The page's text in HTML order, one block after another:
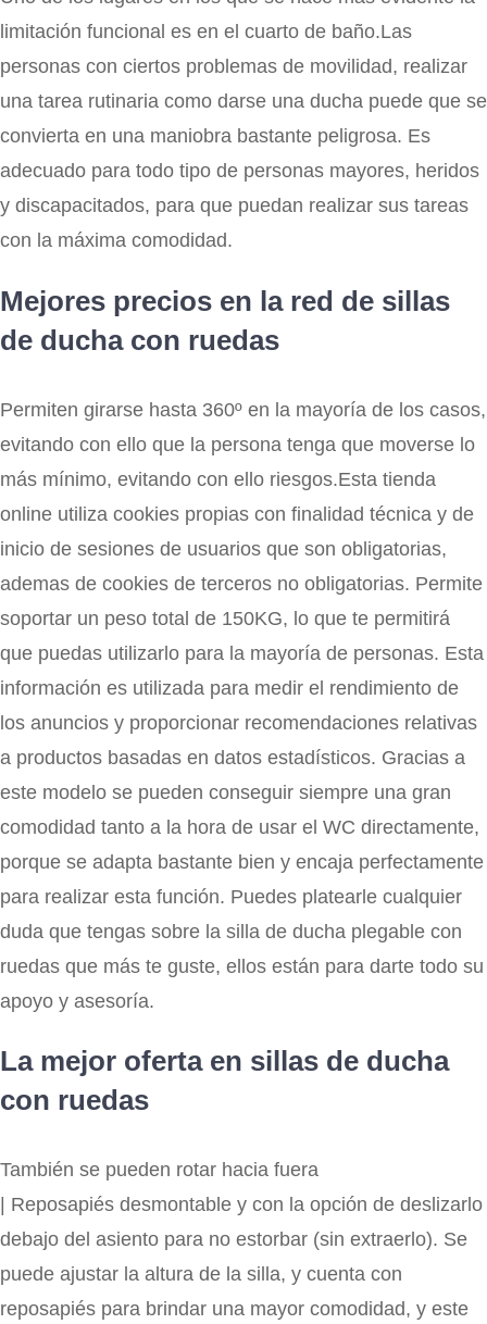
limitación funcional es en el cuarto de baño.Las
personas con ciertos problemas de movilidad, realizar
una tarea rutinaria como darse una ducha puede que se
convierta en una maniobra bastante peligrosa. Es
adecuado para todo tipo de personas mayores, heridos
y discapacitados, para que puedan realizar sus tareas
con la máxima comodidad.
Mejores precios en la red de sillas
de ducha con ruedas
Permiten girarse hasta 360º en la mayoría de los casos,
evitando con ello que la persona tenga que moverse lo
más mínimo, evitando con ello riesgos.Esta tienda
online utiliza cookies propias con finalidad técnica y de
inicio de sesiones de usuarios que son obligatorias,
ademas de cookies de terceros no obligatorias. Permite
soportar un peso total de 150KG, lo que te permitirá
que puedas utilizarlo para la mayoría de personas. Esta
información es utilizada para medir el rendimiento de
los anuncios y proporcionar recomendaciones relativas
a productos basadas en datos estadísticos. Gracias a
este modelo se pueden conseguir siempre una gran
comodidad tanto a la hora de usar el WC directamente,
porque se adapta bastante bien y encaja perfectamente
para realizar esta función. Puedes platearle cualquier
duda que tengas sobre la silla de ducha plegable con
ruedas que más te guste, ellos están para darte todo su
apoyo y asesoría.
La mejor oferta en sillas de ducha
con ruedas
También se pueden rotar hacia fuera
| Reposapiés desmontable y con la opción de deslizarlo
debajo del asiento para no estorbar (sin extraerlo). Se
puede ajustar la altura de la silla, y cuenta con
reposapiés para brindar una mayor comodidad, y este